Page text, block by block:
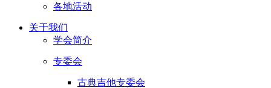
各地活动
关于我们
学会简介
专委会
古典吉他专委会